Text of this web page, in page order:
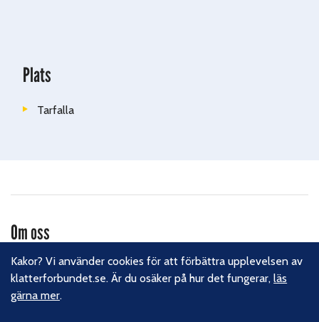
Plats
Tarfalla
Om oss
Svenska Klätterförbundet består av ett 80-tal klubbar och
över 16 000 medlemmar. Vi finns från Trelleborg i söder till
Kiruna i norr. Klättrarna i Sverige är dock betydligt fler och vi
Kakor? Vi använder cookies för att förbättra upplevelsen av
klatterforbundet.se. Är du osäker på hur det fungerar,läs
gärna mer.